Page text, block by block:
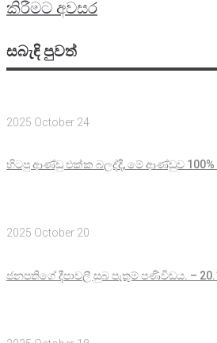
කිරීමට අවසර
සබැඳි පුවත්
2025 October 24
හිටපු ආණ්ඩු එක්ක බලද්දී, මේ ආණ්ඩුව 100%
2025 October 20
ජනපතිගේ දීපාවලී සුබ පැතුම් පණිවිඩය. –